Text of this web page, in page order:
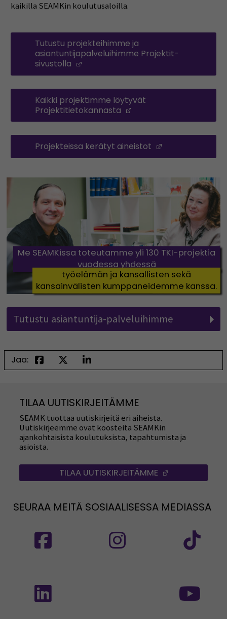
kaikilla SEAMKin koulutusaloilla.
Tutustu projekteihimme ja
asiantuntijapalveluihimme Projektit-
sivustolla
Kaikki projektimme löytyvät
Projektitietokannasta
Projekteissa kerätyt aineistot
Me SEAMKissa toteutamme yli 130 TKI-projektia
vuodessa yhdessä
työelämän ja kansallisten sekä
kansainvälisten kumppaneidemme kanssa.
Tutustu asiantuntija-palveluihimme
Jaa:
TILAA UUTISKIRJEITÄMME
SEAMK tuottaa uutiskirjeitä eri aiheista.
Uutiskirjeemme ovat koosteita SEAMKin
ajankohtaisista koulutuksista, tapahtumista ja
asioista.
TILAA UUTISKIRJEITÄMME
SEURAA MEITÄ SOSIAALISESSA MEDIASSA